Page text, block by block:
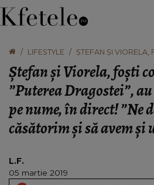
LIFESTYLE
ȘTEFAN ȘI VIORELA,
PE NUME, ÎN DIRECT!
CĂSĂTORIM ȘI SĂ
Ștefan și Viorela, foști
”Puterea Dragostei”,
pe nume, în direct! ”Ne
căsătorim și să avem și
L.F.
05 martie 2019